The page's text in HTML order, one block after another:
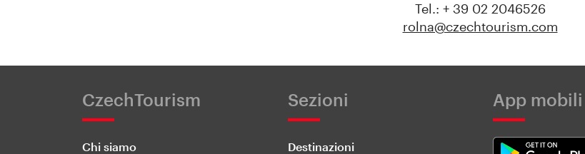
Tel.: + 39 02 2046526
rolna@czechtourism.com
CzechTourism
Chi siamo
Sezioni
Destinazioni
App mobili